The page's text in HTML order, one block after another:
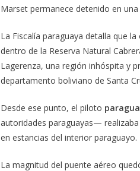
Marset permanece detenido en
La Fiscalía paraguaya detalla que
dentro de la Reserva Natural
Lagerenza, una región inhóspita y
departamento boliviano de Santa
Desde ese punto, el piloto
autoridades paraguayas—
en estancias del interior paraguayo.
La magnitud del puente aéreo